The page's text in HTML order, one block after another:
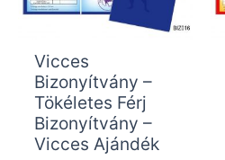
Vicces
Bizonyítvány –
Tökéletes Férj
Bizonyítvány –
Vicces Ajándék